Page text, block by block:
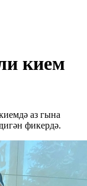
кием
аз гына
фикердә.